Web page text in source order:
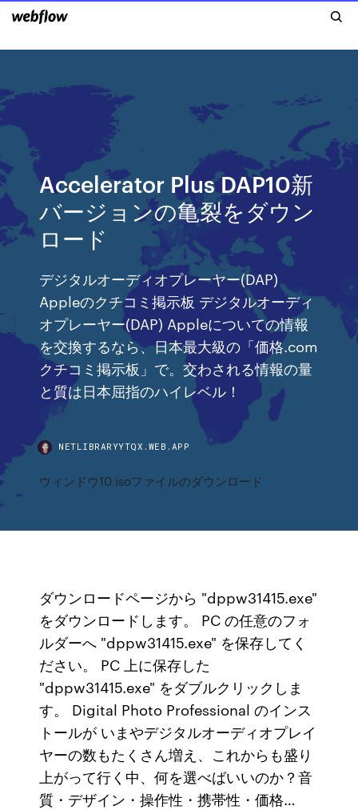
Accelerator Plus DAP10新
バージョンの亀裂をダウン
ロード
デジタルオーディオプレーヤー(DAP)
Appleのクチコミ掲示板 デジタルオーディ
オプレーヤー(DAP) Appleについての情報
を交換するなら、日本最大級の「価格.com
クチコミ掲示板」で。交わされる情報の量
と質は日本屈指のハイレベル！
NETLIBRARYYTQX.WEB.APP
ウィンドウ10 isoファイルのダウンロード
ダウンロードページから "dppw31415.exe"
をダウンロードします。 PC の任意のフォ
ルダーへ "dppw31415.exe" を保存してく
ださい。 PC 上に保存した
"dppw31415.exe" をダブルクリックしま
す。 Digital Photo Professional のインス
トールが いまやデジタルオーディオプレイ
ヤーの数もたくさん増え、これからも盛り
上がって行く中、何を選べばいいのか？音
質・デザイン・操作性・携帯性・価格…